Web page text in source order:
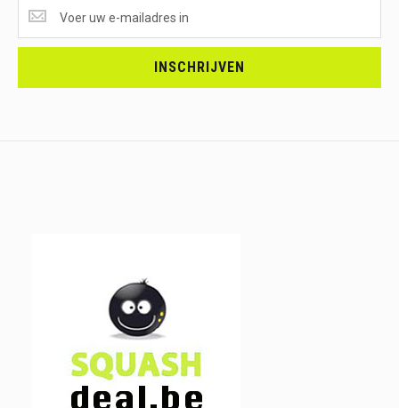
ONTVANGEN?
<br>SCHRIJF
INSCHRIJVEN